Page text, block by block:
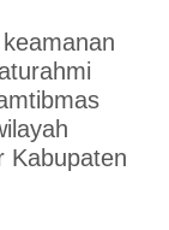
Kabupaten